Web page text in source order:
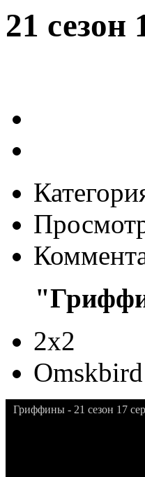
21
2x2
Omskbird
Гриффины - 21 сезон 17